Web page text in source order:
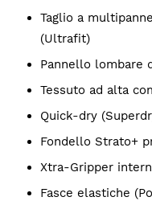
Taglio a
(Ultrafit)
Pannello lombare
Tessuto ad alta
Quick-dry
Fondello Strato+
Xtra-Gripper
Fasce elastiche